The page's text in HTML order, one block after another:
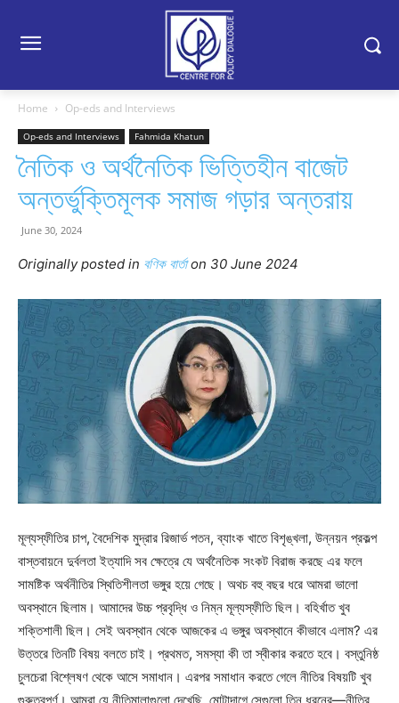
Home Op-eds and Interviews
Op-eds and Interviews Fahmida Khatun
নৈতিক ও অর্থনৈতিক ভিত্তিহীন বাজেট
অন্তর্ভুক্তিমূলক সমাজ গড়ার অন্তরায়
June 30, 2024
Originally posted in বণিক বার্তাon 30 June 2024
মূল্যস্ফীতির চাপ, বৈদেশিক মুদ্রার রিজার্ভ পতন, ব্যাংক খাতে বিশৃঙ্খলা, উন্নয়ন প্রকল্প
বাস্তবায়নে দুর্বলতা ইত্যাদি সব ক্ষেত্রে যে অর্থনৈতিক সংকট বিরাজ করছে এর ফলে
সামষ্টিক অর্থনীতির স্থিতিশীলতা ভঙ্গুর হয়ে গেছে। অথচ বহু বছর ধরে আমরা ভালো
অবস্থানে ছিলাম। আমাদের উচ্চ প্রবৃদ্ধি ও নিম্ন মূল্যস্ফীতি ছিল। বহির্খাত খুব
শক্তিশালী ছিল। সেই অবস্থান থেকে আজকের এ ভঙ্গুর অবস্থানে কীভাবে এলাম? এর
উত্তরে তিনটি বিষয় বলতে চাই। প্রথমত, সমস্যা কী তা স্বীকার করতে হবে। বস্তুনিষ্ঠ
চুলচেরা বিশ্লেষণ থেকে আসে সমাধান। এরপর সমাধান করতে গেলে নীতির বিষয়টি খুব
গুরুত্বপূর্ণ। আমরা যে নীতিমালাগুলো দেখেছি, মোটাদাগে সেগুলো তিন ধরনের—নীতির